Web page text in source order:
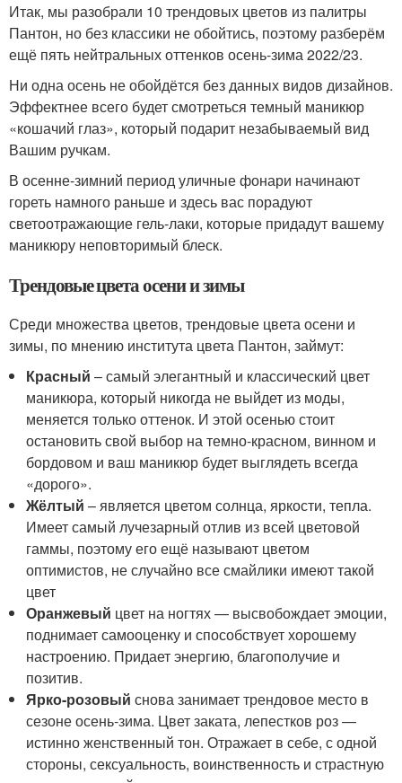
Итак, мы разобрали 10 трендовых цветов из палитры
Пантон, но без классики не обойтись, поэтому разберём
ещё пять нейтральных оттенков осень-зима 2022/23.
Ни одна осень не обойдётся без данных видов дизайнов.
Эффектнее всего будет смотреться темный маникюр
«кошачий глаз», который подарит незабываемый вид
Вашим ручкам.
В осенне-зимний период уличные фонари начинают
гореть намного раньше и здесь вас порадуют
светоотражающие гель-лаки, которые придадут вашему
маникюру неповторимый блеск.
Трендовые цвета осени и зимы
Среди множества цветов, трендовые цвета осени и
зимы, по мнению института цвета Пантон, займут:
Красный – самый элегантный и классический цвет
маникюра, который никогда не выйдет из моды,
меняется только оттенок. И этой осенью стоит
остановить свой выбор на темно-красном, винном и
бордовом и ваш маникюр будет выглядеть всегда
«дорого».
Жёлтый – является цветом солнца, яркости, тепла.
Имеет самый лучезарный отлив из всей цветовой
гаммы, поэтому его ещё называют цветом
оптимистов, не случайно все смайлики имеют такой
цвет
Оранжевый цвет на ногтях — высвобождает эмоции,
поднимает самооценку и способствует хорошему
настроению. Придает энергию, благополучие и
позитив.
Ярко-розовый снова занимает трендовое место в
сезоне осень-зима. Цвет заката, лепестков роз —
истинно женственный тон. Отражает в себе, с одной
стороны, сексуальность, воинственность и страстную